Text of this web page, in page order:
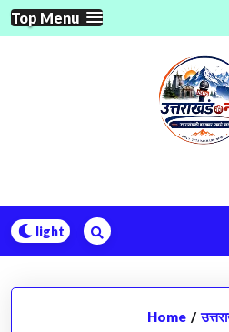
Skip
to
Top Menu
Home /